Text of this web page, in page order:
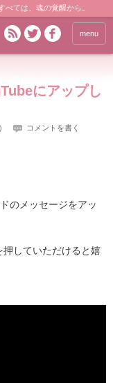
ては、魂の覚醒から。
menu
にアップし
コメントを書く
のメッセージをアッ
していただけると嬉